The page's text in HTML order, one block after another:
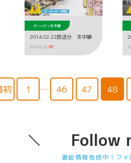
#ハッピィ生中継
2014.02.22放送分 生中継
2014.02.26 UP!
初 1 … 46 47 48
Follow
番組情報発信中！フ